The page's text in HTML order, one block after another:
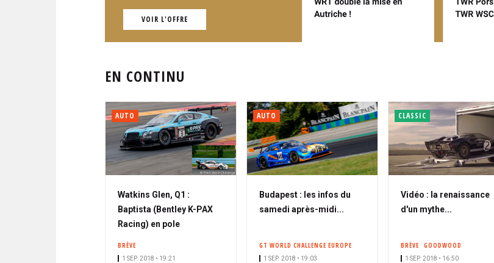
VOIR L'OFFRE
EN CONTINU
AUTO
Watkins Glen, Q1 :
Baptista (Bentley K-PAX
Racing) en pole
BRÈVE
1 SEP. 2018 • 19:21
AUTO
Budapest : les infos du
samedi après-midi...
GT WORLD CHALLENGE EUROPE
1 SEP. 2018 • 19:03
CLASSIC
Vidéo : la renaissance
d'un mythe...
BRÈVE GOODWOOD
1 SEP. 2018 • 16:50